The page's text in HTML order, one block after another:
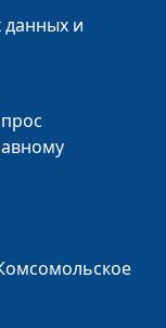
данных и